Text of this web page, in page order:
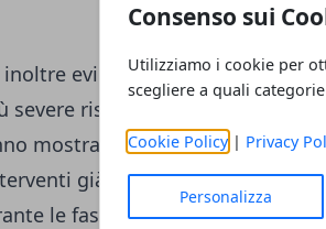
Consenso sui
Utilizziamo i cookie per
scegliere a quali
Cookie Policy| Privacy
Personalizza
inoltre evidenziato che, pur in
severe rispetto al 2025, il
mostrato un miglioramento. Il
già realizzati sulla rete e a
le fasi di emergenza.